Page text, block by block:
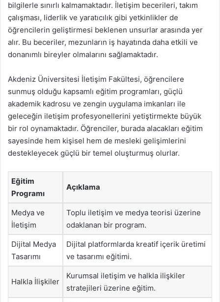
bilgilerle sınırlı kalmamaktadır. İletişim becerileri, takım
çalışması, liderlik ve yaratıcılık gibi yetkinlikler de
öğrencilerin geliştirmesi beklenen unsurlar arasında yer
alır. Bu beceriler, mezunların iş hayatında daha etkili ve
donanımlı bireyler olmalarını sağlamaktadır.
Akdeniz Üniversitesi İletişim Fakültesi, öğrencilere
sunmuş olduğu kapsamlı eğitim programları, güçlü
akademik kadrosu ve zengin uygulama imkanları ile
geleceğin iletişim profesyonellerini yetiştirmekte büyük
bir rol oynamaktadır. Öğrenciler, burada alacakları eğitim
sayesinde hem kişisel hem de mesleki gelişimlerini
destekleyecek güçlü bir temel oluşturmuş olurlar.
Eğitim
Programı
Açıklama
Medya ve
İletişim
Toplu iletişim ve medya teorisi üzerine
odaklanan bir program.
Dijital Medya
Tasarımı
Dijital platformlarda kreatif içerik üretimi
ve tasarımı eğitimi.
Halkla İlişkiler
Kurumsal iletişim ve halkla ilişkiler
stratejileri üzerine eğitim.